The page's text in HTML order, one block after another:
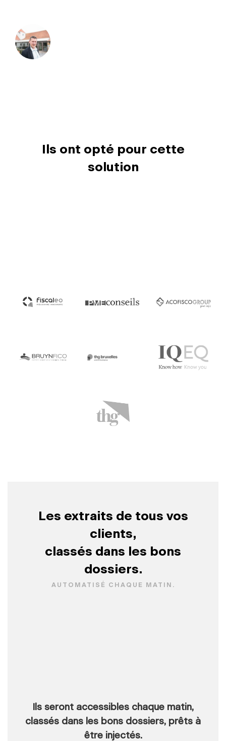
Les extraits de tous vos
clients,
classés dans les bons
dossiers.
AUTOMATISÉ CHAQUE MATIN.
Ils seront accessibles chaque matin,
classés dans les bons dossiers, prêts à
être injectés.
Ils ont opté pour cette
solution